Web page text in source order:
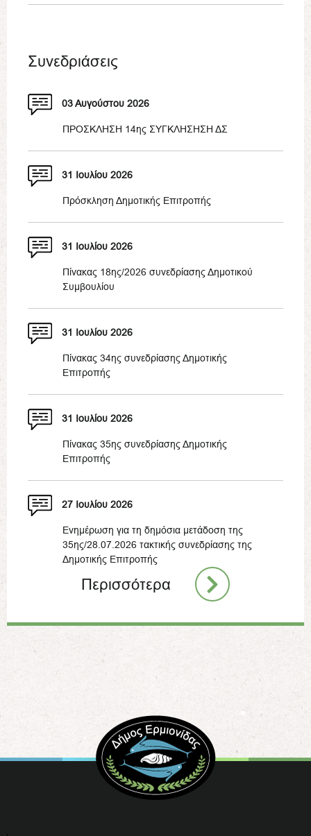
Συνεδριάσεις
03 Αυγούστου 2026
ΠΡΟΣΚΛΗΣΗ 14ης ΣΥΓΚΛΗΣΗΣΗ ΔΣ
31 Ιουλίου 2026
Πρόσκληση Δημοτικής Επιτροπής
31 Ιουλίου 2026
Πίνακας 18ης/2026 συνεδρίασης Δημοτικού
Συμβουλίου
31 Ιουλίου 2026
Πίνακας 34ης συνεδρίασης Δημοτικής
Επιτροπής
31 Ιουλίου 2026
Πίνακας 35ης συνεδρίασης Δημοτικής
Επιτροπής
27 Ιουλίου 2026
Ενημέρωση για τη δημόσια μετάδοση της
35ης/28.07.2026 τακτικής συνεδρίασης της
Δημοτικής Επιτροπής
Περισσότερα